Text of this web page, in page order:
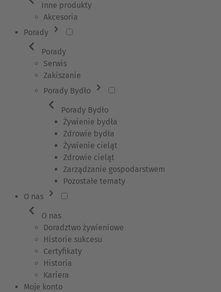
Inne produkty
Akcesoria
Porady
Porady
Serwis
Zakiszanie
Porady Bydło
Porady Bydło
Żywienie bydła
Zdrowie bydła
Żywienie cieląt
Zdrowie cieląt
Zarządzanie gospodarstwem
Pozostałe tematy
O nas
O nas
Doradztwo żywieniowe
Historie sukcesu
Certyfikaty
Historia
Kariera
Moje konto